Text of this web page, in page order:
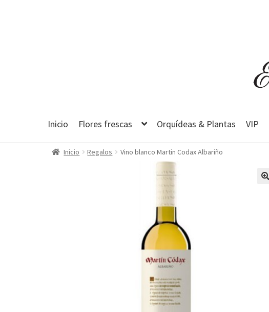
Inicio Flores frescas Orquídeas & Plantas VIP
Inicio Regalos Vino blanco Martin Codax Albariño